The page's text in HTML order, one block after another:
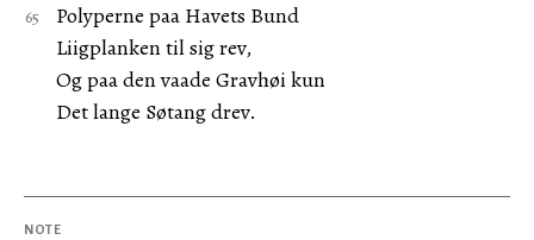
Polyperne paa Havets Bund
Liigplanken til sig rev,
Og paa den vaade Gravhøi kun
Det lange Søtang drev.
NOTE